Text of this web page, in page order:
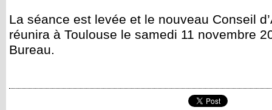
La séance est levée et le nouveau Conseil
réunira à Toulouse le samedi 11 novembre
Bureau.